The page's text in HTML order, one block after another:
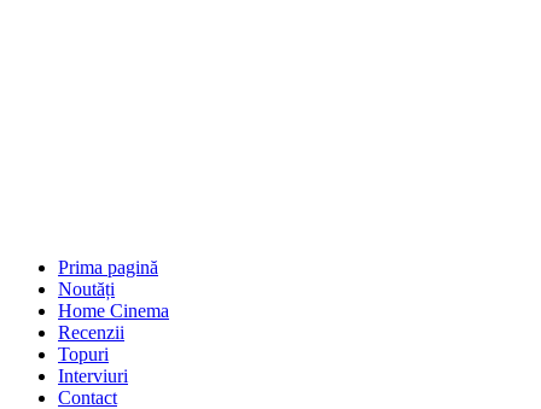
Prima pagină
Noutăți
Home Cinema
Recenzii
Topuri
Interviuri
Contact